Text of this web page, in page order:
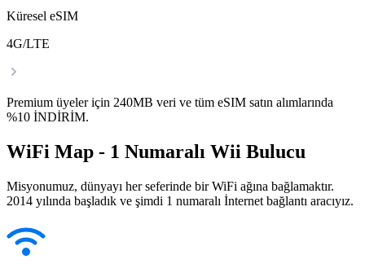
Küresel eSIM
4G/LTE
Premium üyeler için 240MB veri ve tüm eSIM satın alımlarında
%10 İNDİRİM.
WiFi Map - 1 Numaralı Wii Bulucu
Misyonumuz, dünyayı her seferinde bir WiFi ağına bağlamaktır.
2014 yılında başladık ve şimdi 1 numaralı İnternet bağlantı aracıyız.